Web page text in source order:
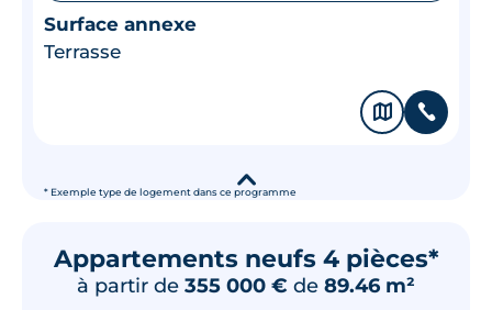
* Exemple type de logement dans ce programme
Surface annexe
Terrasse
🗞 📞
▾
Appartements neufs 4 pièces*
à partir de 355 000 € de 89.46 m²